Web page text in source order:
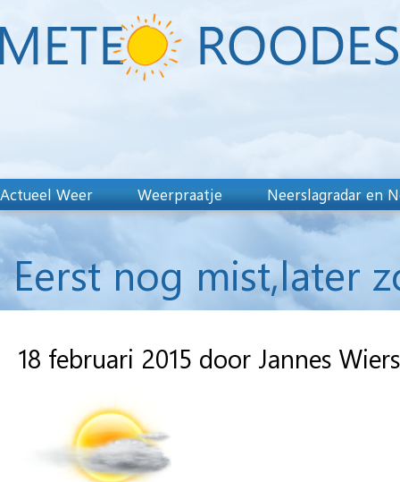
Actueel Weer Weerpraatje Neerslagradar en
Eerst nog mist,later
18 februari 2015 door Jannes